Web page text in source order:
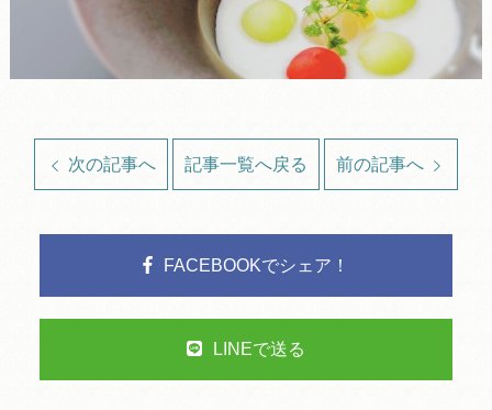
次の記事へ 記事一覧へ戻る 前の記事へ
FACEBOOKでシェア！
LINEで送る